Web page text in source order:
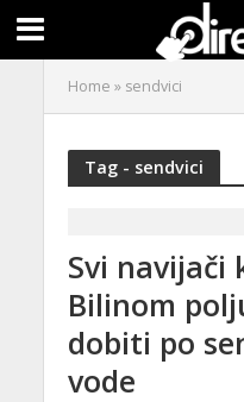
Home » sendvici
Tag - sendvici
Svi navijači
Bilinom
dobiti po
vode